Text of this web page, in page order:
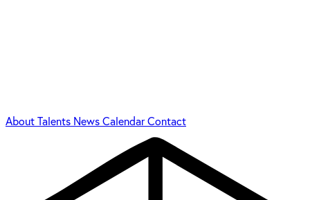
AboutTalents NewsCalendarContact